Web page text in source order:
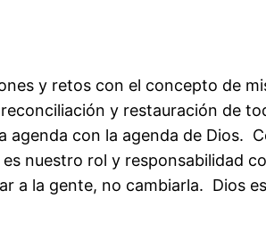
y retos con el concepto de
y restauración de
con la agenda de Dios.
nuestro rol y responsabilidad
a la gente, no cambiarla. Dios